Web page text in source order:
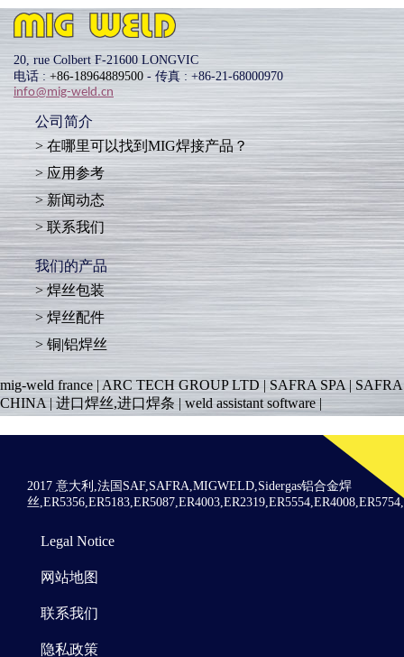
20, rue Colbert F-21600 LONGVIC
电话 : +86-18964889500 - 传真 : +86-21-68000970
info@mig-weld.cn
公司简介
在哪里可以找到MIG焊接产品？
应用参考
新闻动态
联系我们
我们的产品
焊丝包装
焊丝配件
铜|铝焊丝
mig-weld france | ARC TECH GROUP LTD | SAFRA SPA | SAFRA
CHINA| 进口焊丝,进口焊条 | weld assistant software|
2017 意大利,法国SAF,SAFRA,MIGWELD,Sidergas铝合金焊
丝
Pied
page
Legal Notice
网站地图
联系我们
隐私政策